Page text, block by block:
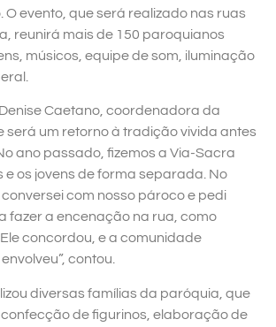
O evento, que será realizado nas ruas
reunirá mais de 150 paroquianos
músicos, equipe de som, iluminação
Caetano, coordenadora da
será um retorno à tradição vivida antes
ano passado, fizemos a Via-Sacra
e os jovens de forma separada. No
com nosso pároco e pedi
fazer a encenação na rua, como
concordou, e a comunidade
contou.
diversas famílias da paróquia, que
de figurinos, elaboração de